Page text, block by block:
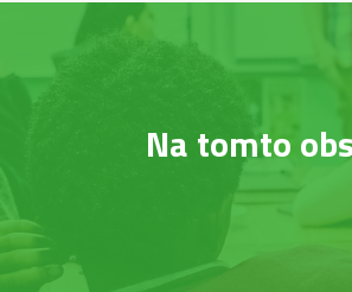
Na tomto